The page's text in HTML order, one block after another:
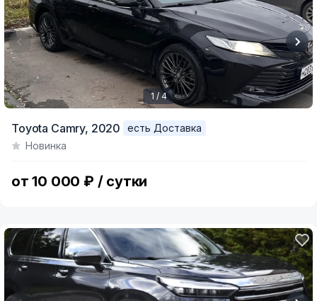
of
1 / 4
Toyota Camry, 2020
есть Доставка
Новинка
от 10 000 ₽ / сутки